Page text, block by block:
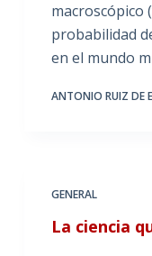
macroscópico
probabilidad
en el mundo
ANTONIO RUIZ DE
GENERAL
La ciencia